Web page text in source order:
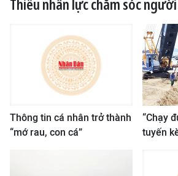
THỂ THAO
DU LỊCH
Thiếu nhân lực chăm sóc
Thông tin cá nhân trở thành
“mớ rau, con cá”
“Chạy
tuyến